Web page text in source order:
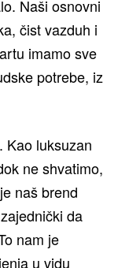
Naši osnovni
čist vazduh i
imamo sve
potrebe, iz
Kao luksuzan
ne shvatimo,
naš brend
da
nam je
u vidu